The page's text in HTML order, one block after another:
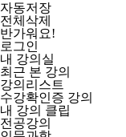
자동저장
전체삭제
반가워요!
로그인
내 강의실
최근 본 강의
강의리스트
수강확인증 강의
내 강의 클립
전공강의